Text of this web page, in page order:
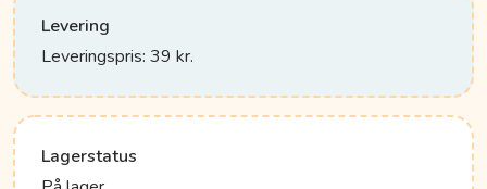
Levering
Leveringspris: 39 kr.
Lagerstatus